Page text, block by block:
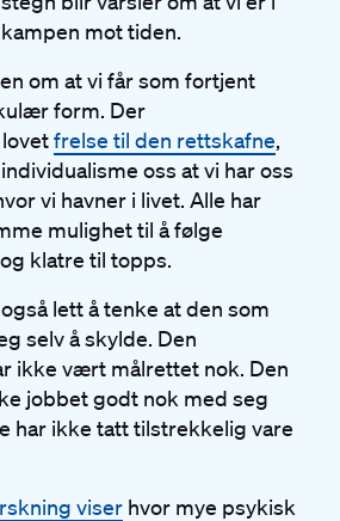
mot tiden.
om at vi får som fortjent
form. Der
frelse til den rettskafne,
oss at vi har oss
vi havner i livet. Alle har
mulighet til å følge
klatre til topps.
lett å tenke at den som
selv å skylde. Den
ikke vært målrettet nok. Den
jobbet godt nok med seg
har ikke tatt tilstrekkelig vare
viser hvor mye psykisk